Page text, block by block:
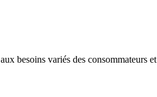
besoins variés des consommateurs